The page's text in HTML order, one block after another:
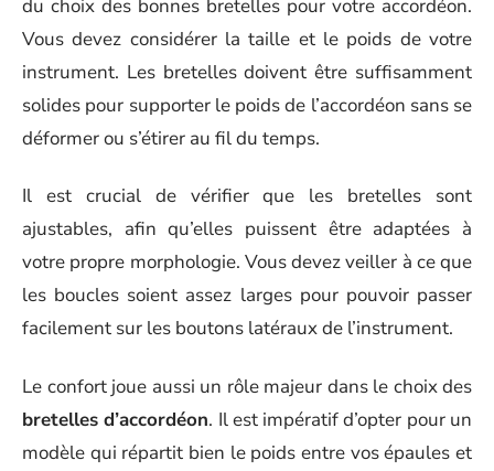
du choix des bonnes bretelles pour votre accordéon.
Vous devez considérer la taille et le poids de votre
instrument. Les bretelles doivent être suffisamment
solides pour supporter le poids de l’accordéon sans se
déformer ou s’étirer au fil du temps.
Il est crucial de vérifier que les bretelles sont
ajustables, afin qu’elles puissent être adaptées à
votre propre morphologie. Vous devez veiller à ce que
les boucles soient assez larges pour pouvoir passer
facilement sur les boutons latéraux de l’instrument.
Le confort joue aussi un rôle majeur dans le choix des
bretelles d’accordéon. Il est impératif d’opter pour un
modèle qui répartit bien le poids entre vos épaules et